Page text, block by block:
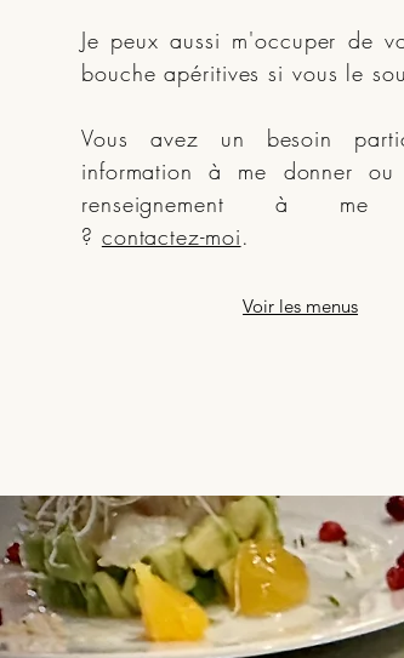
Je peux aussi m'occuper de
bouche apéritives si vous le
Vous avez un besoin
information à me donner ou
renseignement à me
? contactez-moi.
Voir les menus